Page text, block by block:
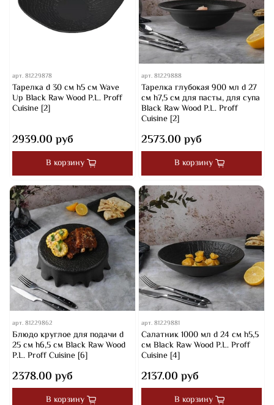
арт.81229878
Тарелка d 30 см h5 см Wave
Up Black Raw Wood P.L. Proff
Cuisine [2]
2939.00 руб
В корзину
арт.81229888
Тарелка глубокая 900 мл d 27
см h7,5 см для пасты, для супа
Black Raw Wood P.L. Proff
Cuisine [2]
2573.00 руб
В корзину
арт.81229862
Блюдо круглое для подачи d
25 см h6,5 см Black Raw Wood
P.L. Proff Cuisine [6]
2378.00 руб
В корзину
арт.81229881
Салатник 1000 мл d 24 см h5,5
см Black Raw Wood P.L. Proff
Cuisine [4]
2137.00 руб
В корзину